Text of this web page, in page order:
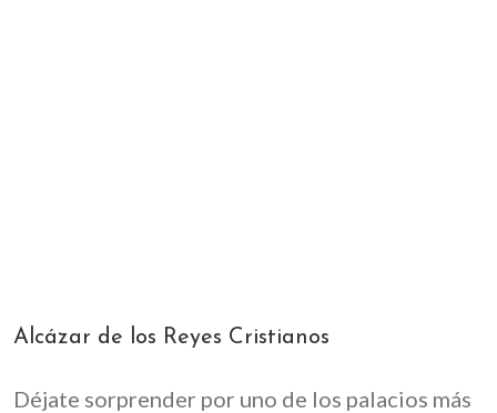
Alcázar de los Reyes Cristianos
Déjate sorprender por uno de los palacios más